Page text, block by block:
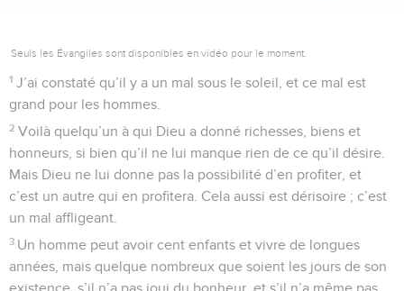
Seuls les Évangiles sont disponibles en vidéo pour le moment.
1 J’ai constaté qu’il y a un mal sous le soleil, et ce mal est
grand pour les hommes.
2 Voilà quelqu’un à qui Dieu a donné richesses, biens et
honneurs, si bien qu’il ne lui manque rien de ce qu’il désire.
Mais Dieu ne lui donne pas la possibilité d’en profiter, et
c’est un autre qui en profitera. Cela aussi est dérisoire ; c’est
un mal affligeant.
3 Un homme peut avoir cent enfants et vivre de longues
années, mais quelque nombreux que soient les jours de son
existence, s’il n’a pas joui du bonheur, et s’il n’a même pas